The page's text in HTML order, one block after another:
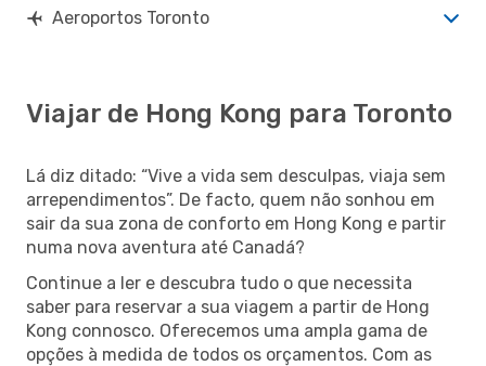
Aeroportos Toronto
Viajar de Hong Kong para Toronto
Lá diz ditado: “Vive a vida sem desculpas, viaja sem
arrependimentos”. De facto, quem não sonhou em
sair da sua zona de conforto em Hong Kong e partir
numa nova aventura até Canadá?
Continue a ler e descubra tudo o que necessita
saber para reservar a sua viagem a partir de Hong
Kong connosco. Oferecemos uma ampla gama de
opções à medida de todos os orçamentos. Com as